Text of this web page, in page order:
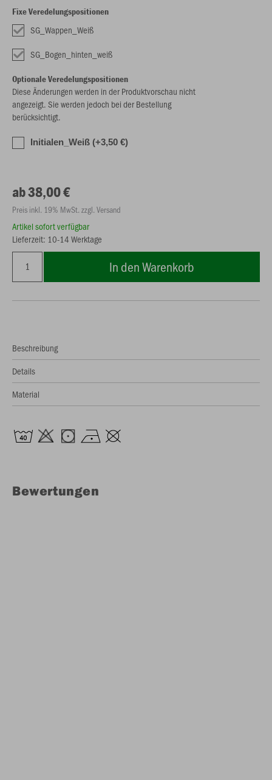
Fixe Veredelungspositionen
SG_Wappen_Weiß
SG_Bogen_hinten_weiß
Optionale Veredelungspositionen
Diese Änderungen werden in der Produktvorschau nicht
angezeigt. Sie werden jedoch bei der Bestellung
berücksichtigt.
Initialen_Weiß (+3,50 €)
ab 38,00 €
Preis inkl. 19% MwSt. zzgl. Versand
Artikel sofort verfügbar
Lieferzeit: 10-14 Werktage
In den Warenkorb
Beschreibung
Details
Material
Bewertungen